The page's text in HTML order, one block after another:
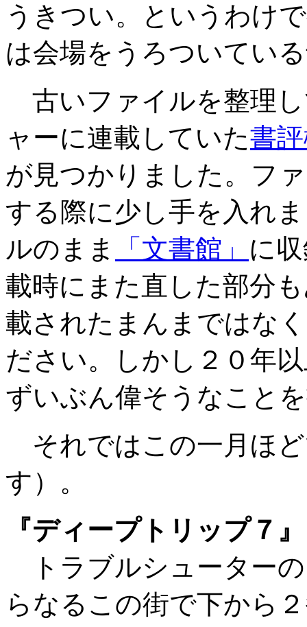
うきつい。というわけ
は会場をうろついてい
古いファイルを整理
ャーに連載していた書
が見つかりました。フ
する際に少し手を入れ
ルのまま
「文書館」 に
載時にまた直した部分
載されたまんまではな
ださい。しかし２０年
ずいぶん偉そうなこと
それではこの一月ほ
す）。
『ディープトリップ７
トラブルシューター
らなるこの街で下から